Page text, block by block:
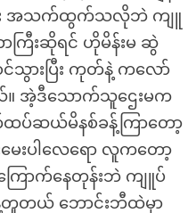
နီး အသက်ထွက်သလိုဘဲ ကျူ
ကြီးဆိုရင် ဟိုမိန်းမ ဆွဲ
သွားပြီး ကုတ်နဲ့ ကလော်
အဲ့ဒီသောက်သူဌေးမက
ထပ်ဆယ်မိနစ်ခန့်ကြာတော့
မေးပါလေရော လူကတော့
ြောက်နေတုန်းဘဲ ကျူပ်
တူတယ် ဘောင်းဘီထဲမှာ